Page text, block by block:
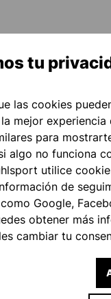
tu
las cookies
mejor
para
algo no funciona
utilice
de
Google,
obtener más
cambiar tu